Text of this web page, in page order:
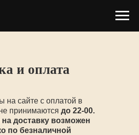
и оплата
на сайте с оплатой в
принимаются до 22-00.
на доставку возможен
по безналичной